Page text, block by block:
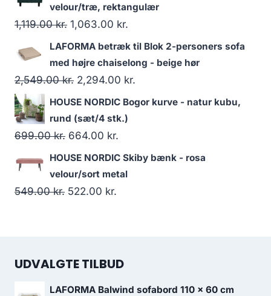
velour/træ, rektangulær
1,119.00kr. 1,063.00 kr.
LAFORMA betræk til Blok 2-personers sofa
med højre chaiselong - beige hør
2,549.00kr. 2,294.00 kr.
HOUSE NORDIC Bogor kurve - natur kubu,
rund (sæt/4 stk.)
699.00kr. 664.00 kr.
HOUSE NORDIC Skiby bænk - rosa
velour/sort metal
549.00kr. 522.00 kr.
UDVALGTE TILBUD
LAFORMA Balwind sofabord 110 x 60 cm